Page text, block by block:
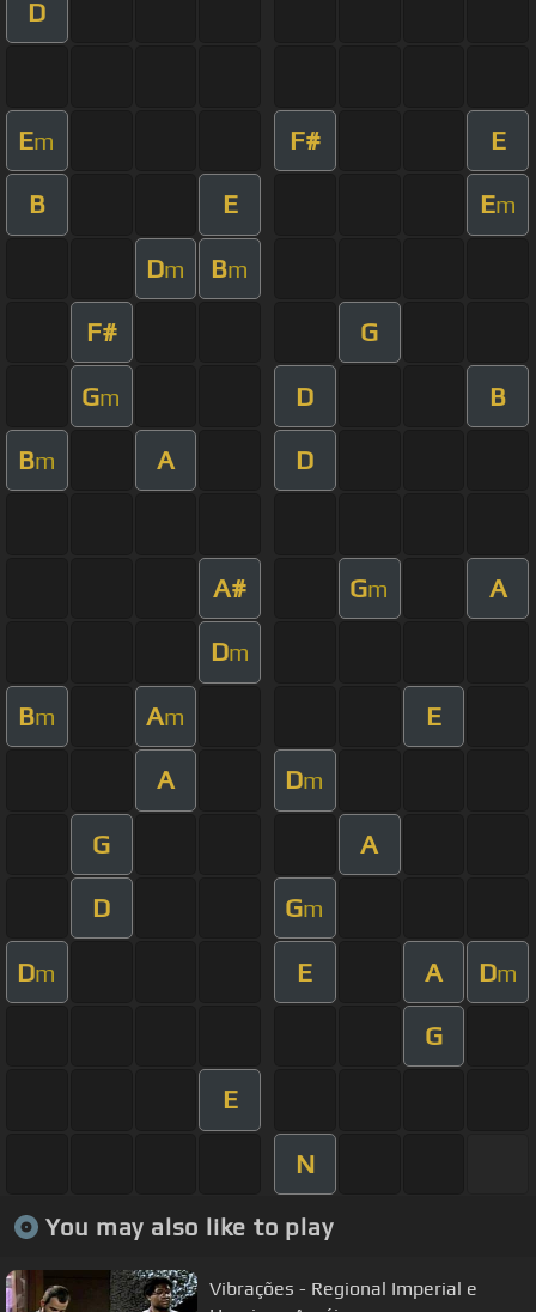
D
Em F# E
B E Em
Dm Bm
F# G
Gm D B
Bm A D
A# Gm A
Dm
Bm Am E
A Dm
G A
D Gm
Dm E A Dm
G
E
N
You may also like to play
Vibrações - Regional Imperial e